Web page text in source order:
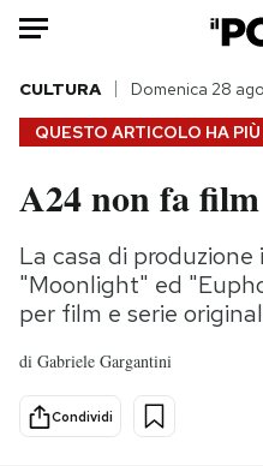
HOME
Italia
Politica
Tecnologia
Scienza
Cultura
Economia
QUESTO ARTICOLO HA PIÙ
CULTURA Domenica 28
A24 non fa
La casa di
"Moonlight" ed
per film e serie
di Gabriele Gargantini
Condividi